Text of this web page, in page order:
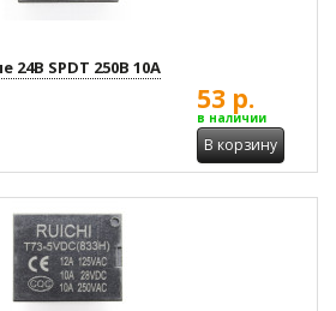
24В SPDT 250В 10А
53 р.
в наличии
В корзину